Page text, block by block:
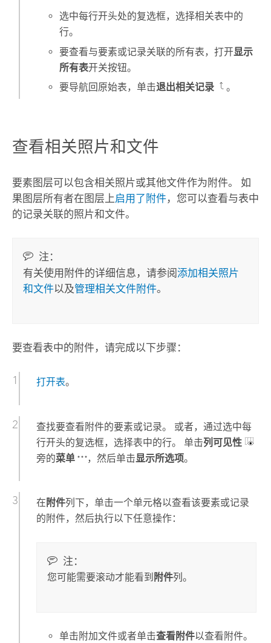
选中每行开头处的复选框，选择相关表中的
行。
要查看与要素或记录关联的所有表，打开显示
所有表开关按钮。
要导航回原始表，单击退出相关记录 。
查看相关照片和文件
要素图层可以包含相关照片或其他文件作为附件。 如
果图层所有者在图层上启用了附件，您可以查看与表中
的记录关联的照片和文件。
注：
有关使用附件的详细信息，请参阅 添加相关照片
和文件以及管理相关文件附件。
要查看表中的附件，请完成以下步骤：
打开表。
查找要查看附件的要素或记录。 或者，通过选中每
行开头的复选框，选择表中的行。 单击列可见性
旁的菜单 ，然后单击显示所选项。
在 附件列下，单击一个单元格以查看该要素或记录
的附件，然后执行以下任意操作：
注：
您可能需要滚动才能看到 附件列。
单击附加文件或者单击查看附件以查看附件。